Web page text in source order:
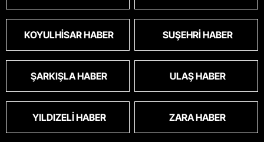
KOYULHISAR HABER SUŞEHRI HABER
ŞARKIŞLA HABER ULAŞ HABER
YILDIZELI HABER ZARA HABER